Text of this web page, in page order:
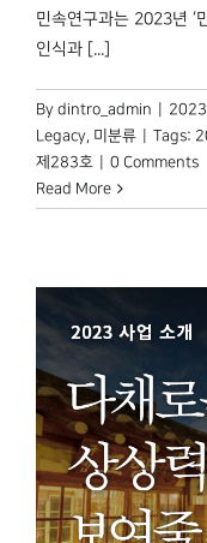
민속연구과는 2023년 ‘
인식과 [...]
By dintro_admin 2023
Legacy, 미분류 Tags:
제283호
0 Comments
Read More